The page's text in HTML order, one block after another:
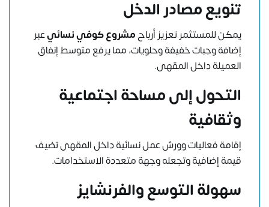
تنويع مصادر الدخل
يمكن للمستثمر تعزيز أرباحمشروع كوفي نسائيعبر
إضافة وجبات خفيفة وحلويات، مما يرفع متوسط إنفاق
العميلة داخل المقهى.
التحول إلى مساحة اجتماعية
وثقافية
إقامة فعاليات وورش عمل نسائية داخل المقهى تضيف
قيمة إضافية وتجعله وجهة متعددة الاستخدامات.
سهولة التوسع والفرنشايز